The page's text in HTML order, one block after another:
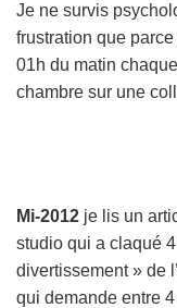
Je ne survis
frustration que
01h du matin
chambre sur une
Mi-2012 je lis un
studio qui a claqué
divertissement » de
qui demande entre